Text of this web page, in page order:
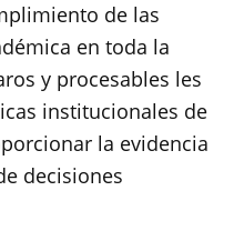
de las
en toda la
y procesables les
institucionales de
la evidencia
decisiones